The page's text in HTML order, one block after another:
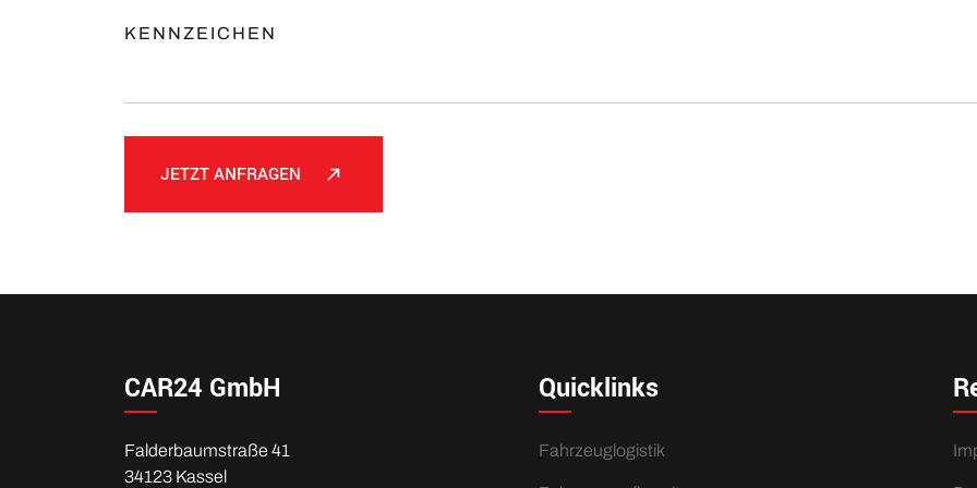
KENNZEICHEN
flexibel, schnell und rechtssicher bewegen.
JETZT ANFRAGEN
CAR24 GmbH
Falderbaumstraße 41
34123 Kassel
Quicklinks
Fahrzeuglogistik